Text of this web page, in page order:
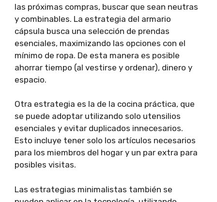
las próximas compras, buscar que sean neutras
y combinables. La estrategia del armario
cápsula busca una selección de prendas
esenciales, maximizando las opciones con el
mínimo de ropa. De esta manera es posible
ahorrar tiempo (al vestirse y ordenar), dinero y
espacio.
Otra estrategia es la de la cocina práctica, que
se puede adoptar utilizando solo utensilios
esenciales y evitar duplicados innecesarios.
Esto incluye tener solo los artículos necesarios
para los miembros del hogar y un par extra para
posibles visitas.
Las estrategias minimalistas también se